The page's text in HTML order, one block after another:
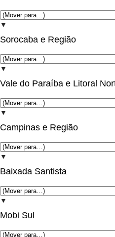
▼
Sorocaba e Região
▼
Vale do Paraíba e Litoral
▼
Campinas e Região
▼
Baixada Santista
▼
Mobi Sul